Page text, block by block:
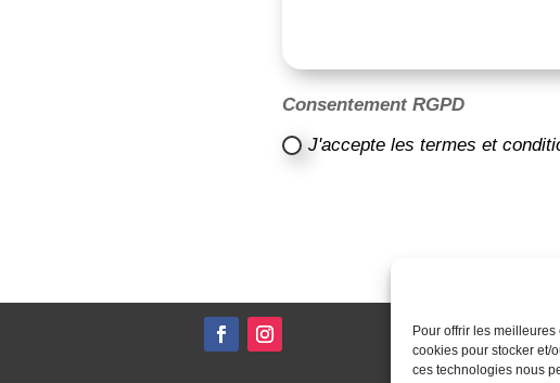
Pour offrir les
cookies pour stocker et/
ces technologies nous
Consentement RGPD
J'accepte les termes et